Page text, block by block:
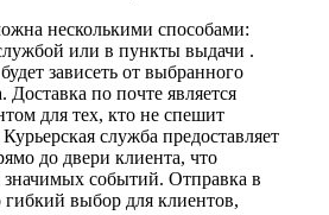
несколькими способами:
или в пункты выдачи .
зависеть от выбранного
Доставка по почте является
для тех, кто не спешит
служба предоставляет
до двери клиента, что
значимых событий. Отправка в
выбор для клиентов,